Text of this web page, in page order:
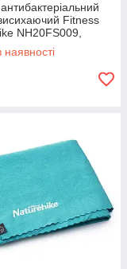
Fitness
NH20FS009,